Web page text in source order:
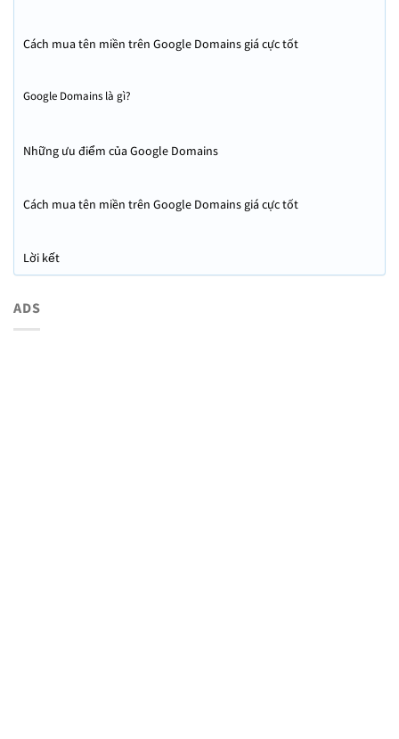
Cách mua tên miền trên Google Domains giá cực tốt
Google Domains là gì?
Những ưu điểm của Google Domains
Cách mua tên miền trên Google Domains giá cực tốt
Lời kết
ADS